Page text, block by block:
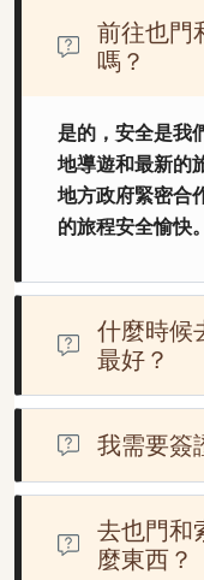
前往也門
嗎？
是的，安全是我
地導遊和最新的
地方政府緊密合
的旅程安全愉快。
什麼時候
最好？
最佳旅遊時間為十月
訪也門的歷史遺跡
我需要簽
是的，也門要求大多
去也門和
麼東西？